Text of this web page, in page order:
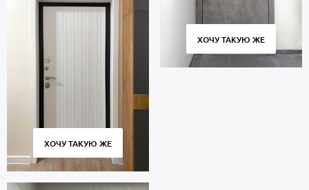
ХОЧУ ТАКУЮ ЖЕ
ХОЧУ ТАКУЮ ЖЕ